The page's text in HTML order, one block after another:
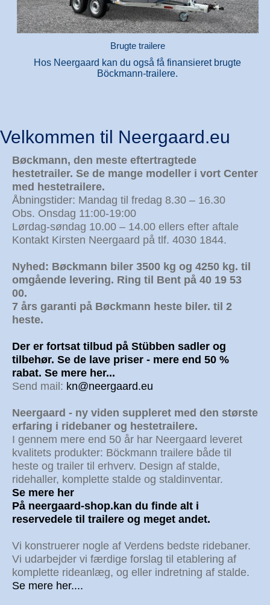
Brugte trailere
Hos Neergaard kan du også få finansieret brugte
Böckmann-trailere.
Velkommen til Neergaard.eu
Bøckmann, den meste eftertragtede
hestetrailer. Se de mange modeller i vort Center
med hestetrailere.
Åbningstider: Mandag til fredag 8.30 – 16.30
Obs. Onsdag 11:00-19:00
Lørdag-søndag 10.00 – 14.00 ellers efter aftale
Kontakt Kirsten Neergaard på tlf. 4030 1844.
Nyhed: Bøckmann biler 3500 kg og 4250 kg. til
omgående levering. Ring til Bent på 40 19 53
00.
7 års garanti på Bøckmann heste biler. til 2
heste.
Der er fortsat tilbud på Stübben sadler og
tilbehør. Se de lave priser - mere end 50 %
rabat. Se mere her...
Send mail: kn@neergaard.eu
Neergaard - ny viden suppleret med den største
erfaring i ridebaner og hestetrailere.
I gennem mere end 50 år har Neergaard leveret
kvalitets produkter: Böckmann trailere både til
heste og trailer til erhverv. Design af stalde,
ridehaller, komplette stalde og staldinventar.
Se mere her
På neergaard-shop.kan du finde alt i
reservedele til trailere og meget andet.
Vi konstruerer nogle af Verdens bedste ridebaner.
Vi udarbejder vi færdige forslag til etablering af
komplette rideanlæg, og eller indretning af stalde.
Se mere her....